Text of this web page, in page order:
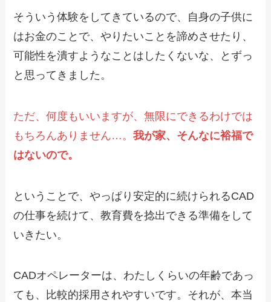
そういう体験をしてきているので、自身の子供に
はお金のことで、やりたいことを諦めさせたり、
可能性を潰すようなことはしたくないな、とずっ
と思ってきました。
ただ、何度もいいますが、無限にできるわけでは
もちろんありません…。我が家、そんなに裕福で
はないので。
ということで、やっぱり安定的に続けられるCAD
の仕事を続けて、教育費を捻出できる準備をして
いきたい。
CADオペレーターは、わたしくらいの年齢であっ
ても、比較的採用されやすいです。それが、本当